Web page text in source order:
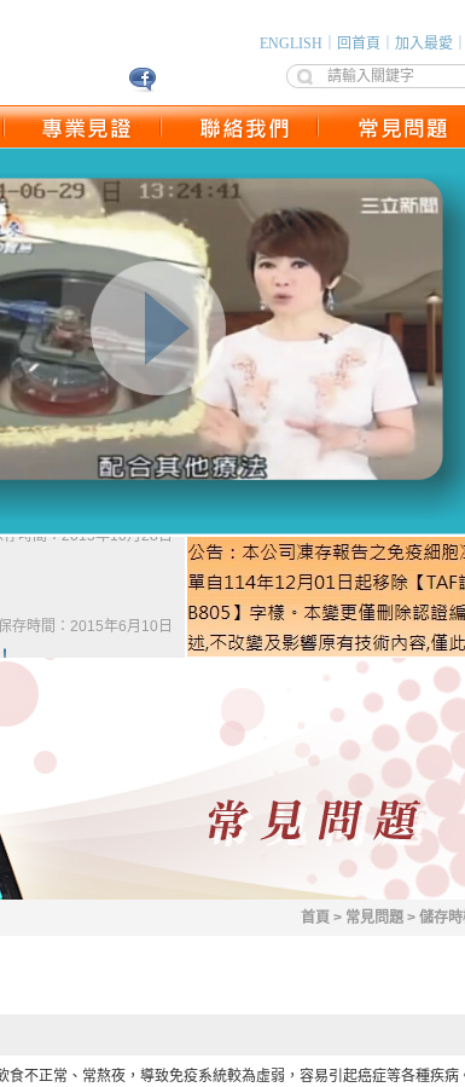
ENGLISH 回首頁 加入最愛
保存時間：2014年9月2日
存時間：2015年6月10日
存時間：2015年4月23日
存時間：2014年12月30日
時間：2014年12月26日
存時間：2014年11月22日
首頁 > 常見問題 > 儲存
不正常、常熬夜，導致免疫系統較為虛弱，容易引起癌症等各種疾病